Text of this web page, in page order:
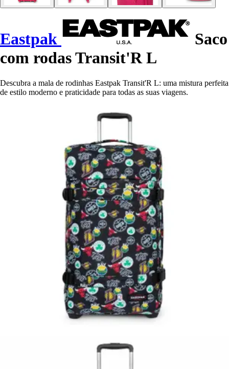
Eastpak
Saco
com rodas Transit'R L
Descubra a mala de rodinhas Eastpak Transit'R L: uma mistura perfeita
de estilo moderno e praticidade para todas as suas viagens.